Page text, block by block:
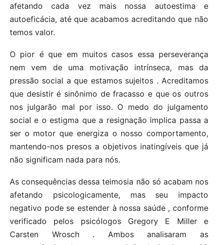
afetando cada vez mais nossa autoestima e
autoeficácia, até que acabamos acreditando que não
temos valor.
O pior é que em muitos casos essa perseverança
nem vem de uma motivação intrínseca, mas da
pressão social a que estamos sujeitos . Acreditamos
que desistir é sinônimo de fracasso e que os outros
nos julgarão mal por isso. O medo do julgamento
social e o estigma que a resignação implica passa a
ser o motor que energiza o nosso comportamento,
mantendo-nos presos a objetivos inatingíveis que já
não significam nada para nós.
As consequências dessa teimosia não só acabam nos
afetando psicologicamente, mas seu impacto
negativo pode se estender à nossa saúde , conforme
verificado pelos psicólogos Gregory E Miller e
Carsten Wrosch . Ambos analisaram as